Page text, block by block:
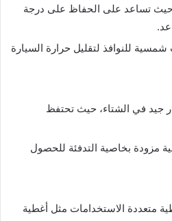
حيث تساعد على الحفاظ على درجة
للنوافذ لتقليل حرارة السيارة
جيد في الشتاء، حيث تحتفظ
مزودة بخاصية التدفئة للحصول
متعددة الاستخدامات مثل أغطية